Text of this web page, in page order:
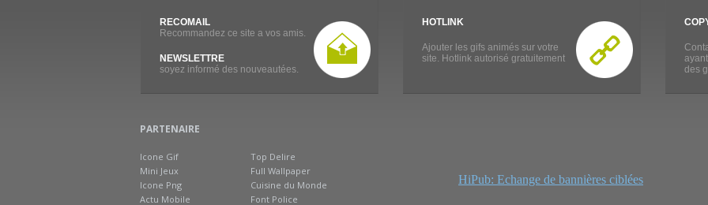
RECOMAIL
Recommandez ce site a vos amis.
NEWSLETTRE
soyez informé des nouveautées.
HOTLINK
Ajouter les gifs animés sur votre
site. Hotlink autorisé gratuitement
des
PARTENAIRE
Icone Gif
Mini Jeux
Icone Png
Actu Mobile
Top Delire
Full Wallpaper
Cuisine du Monde
Font Police
HiPub: Echange de bannières ciblées